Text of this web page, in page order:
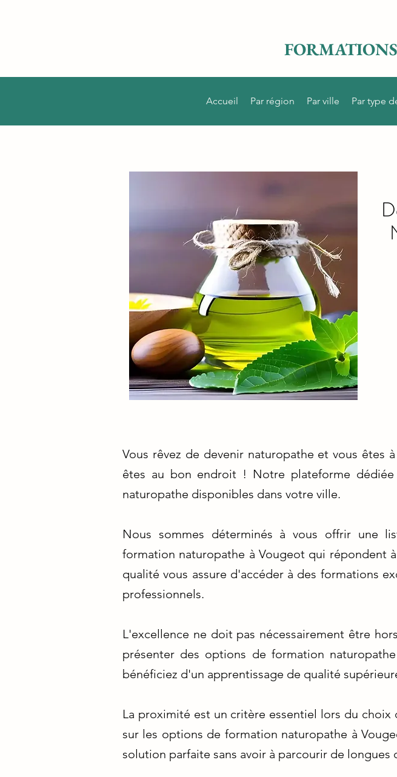
Accueil Par région Par ville Par type
Vous rêvez de devenir naturopathe et vous êtes
êtes au bon endroit ! Notre plateforme
naturopathe disponibles dans votre ville.
Nous sommes déterminés à vous offrir une
formation naturopathe à Vougeot qui répondent
qualité vous assure d'accéder à des formations
professionnels.
L'excellence ne doit pas nécessairement être
présenter des options de formation
bénéficiez d'un apprentissage de qualité
La proximité est un critère essentiel lors du
sur les options de formation naturopathe à
solution parfaite sans avoir à parcourir de longues